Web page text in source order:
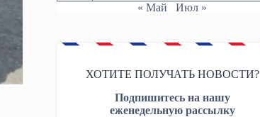
« Май
Июл »
ХОТИТЕ ПОЛУЧАТЬ НОВОСТИ?
Подпишитесь на нашу
еженедельную рассылку